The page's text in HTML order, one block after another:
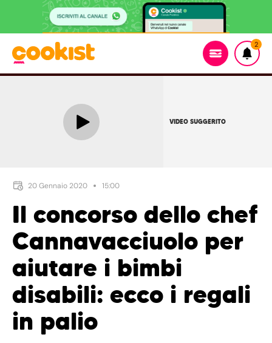
2
VIDEO SUGGERITO
20 Gennaio 2020 15:00
Il concorso dello chef
Cannavacciuolo per
aiutare i bimbi
disabili: ecco i regali
in palio